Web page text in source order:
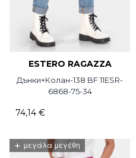
ESTERO RAGAZZA
Дънки+Колан-138 BF 11ESR-
6868-75-34
74,14 €
+ μεγάλα μεγέθη